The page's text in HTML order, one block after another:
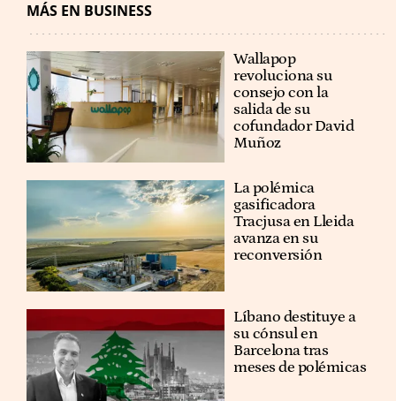
MÁS EN BUSINESS
Wallapop
revoluciona su
consejo con la
salida de su
cofundador David
Muñoz
La polémica
gasificadora
Tracjusa en Lleida
avanza en su
reconversión
Líbano destituye a
su cónsul en
Barcelona tras
meses de polémicas